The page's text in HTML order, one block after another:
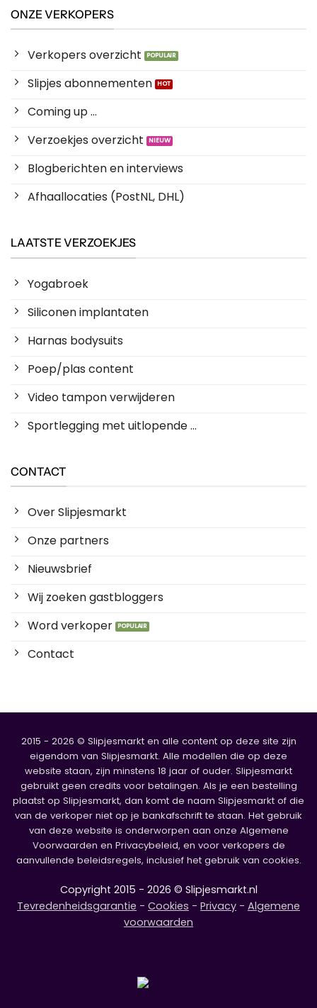
ONZE VERKOPERS
Verkopers overzicht
Slipjes abonnementen
Coming up ...
Verzoekjes overzicht
Blogberichten en interviews
Afhaallocaties (PostNL, DHL)
LAATSTE VERZOEKJES
Yogabroek
Siliconen implantaten
Harnas bodysuits
Poep/plas content
Video tampon verwijderen
Sportlegging met uitlopende ...
CONTACT
Over Slipjesmarkt
Onze partners
Nieuwsbrief
Wij zoeken gastbloggers
Word verkoper
Contact
2015 - 2026 © Slipjesmarkt en alle content op deze site zijn
eigendom van Slipjesmarkt. Alle modellen die op deze
website staan, zijn minstens 18 jaar of ouder. Slipjesmarkt
gebruikt geen credits voor betalingen. Als je een bestelling
plaatst op Slipjesmarkt, dan komt de naam Slipjesmarkt of die
van de verkoper niet op je bankafschrift te staan. Het gebruik
van deze website is onderworpen aan onze Algemene
Voorwaarden en Privacybeleid, en voor verkopers de
aanvullende beleidsregels, inclusief het gebruik van cookies.
Copyright 2015 - 2026 © Slipjesmarkt.nl
Tevredenheidsgarantie - Cookies - Privacy - Algemene
voorwaarden